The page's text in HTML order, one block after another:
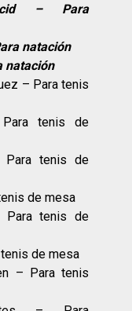
– Para
natación
natación
– Para tenis
tenis de
Para tenis de
de mesa
Para tenis de
de mesa
– Para tenis